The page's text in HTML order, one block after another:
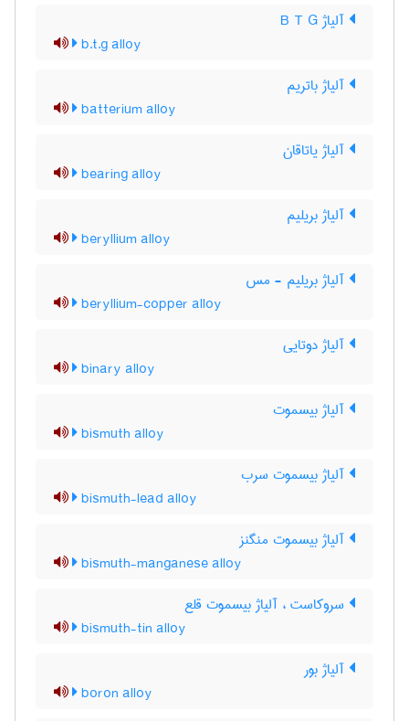
آلیاژ B T G
b.t.g alloy
آلیاژ باتریم
batterium alloy
آلیاژ یاتاقان
bearing alloy
آلیاژ بریلیم
beryllium alloy
آلیاژ بریلیم - مس
beryllium-copper alloy
آلیاژ دوتایی
binary alloy
آلیاژ بیسموت
bismuth alloy
آلیاژ بیسموت سرب
bismuth-lead alloy
آلیاژ بیسموت منگنز
bismuth-manganese alloy
سروکاست ، آلیاژ بیسموت قلع
bismuth-tin alloy
آلیاژ بور
boron alloy